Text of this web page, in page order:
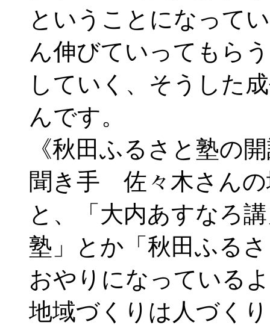
ということになって
ん伸びていってもら
していく、そうした
んです。
《秋田ふるさと塾の
聞き手 佐々木さんの
と、「大内あすなろ
塾」とか「秋田ふる
おやりになっている
地域づくりは人づく